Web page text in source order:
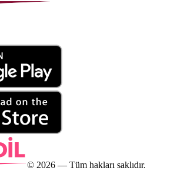
© 2026 — Tüm hakları saklıdır.